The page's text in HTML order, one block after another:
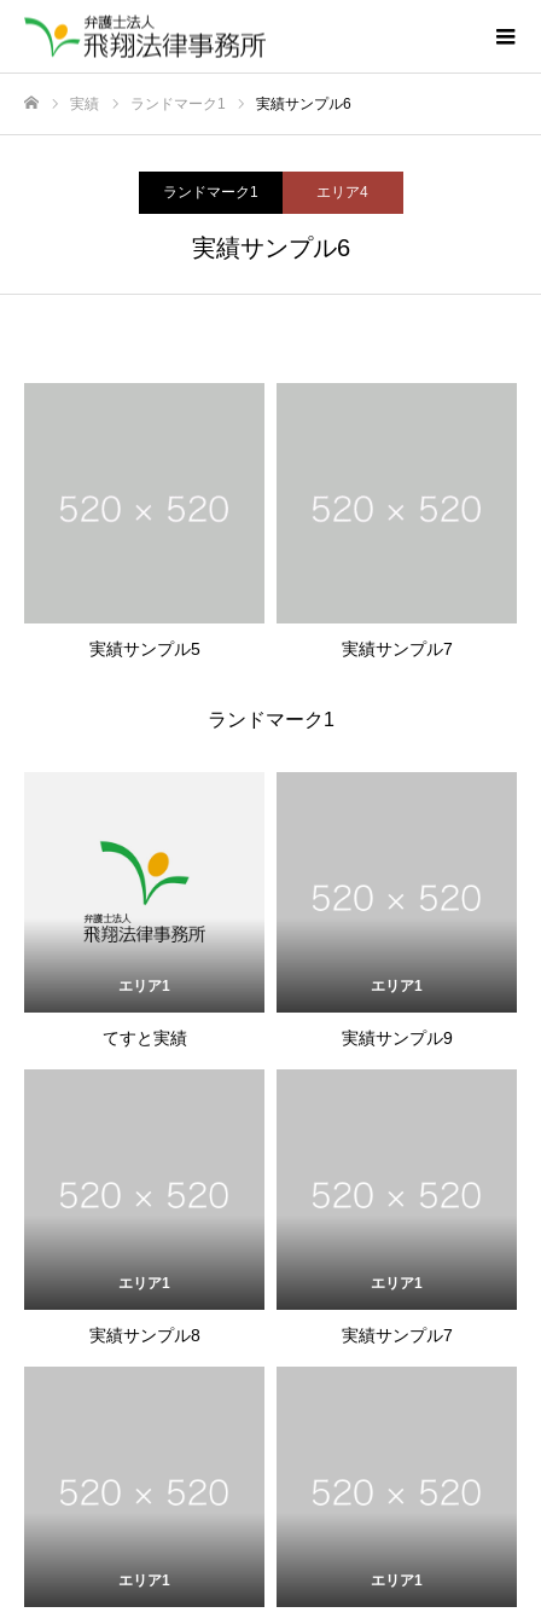
実績 ランドマーク1 実績サンプル6
ランドマーク1 エリア4
実績サンプル6
実績サンプル5 実績サンプル7
ランドマーク1
エリア1
てすと実績
エリア1
実績サンプル9
エリア1
実績サンプル8
エリア1
実績サンプル7
エリア1 エリア1